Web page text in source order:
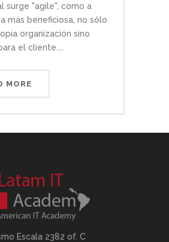
surge "agile", como a
más beneficiosa, no sólo
organización sino
el cliente....
MORE
Escala 2382 of. C